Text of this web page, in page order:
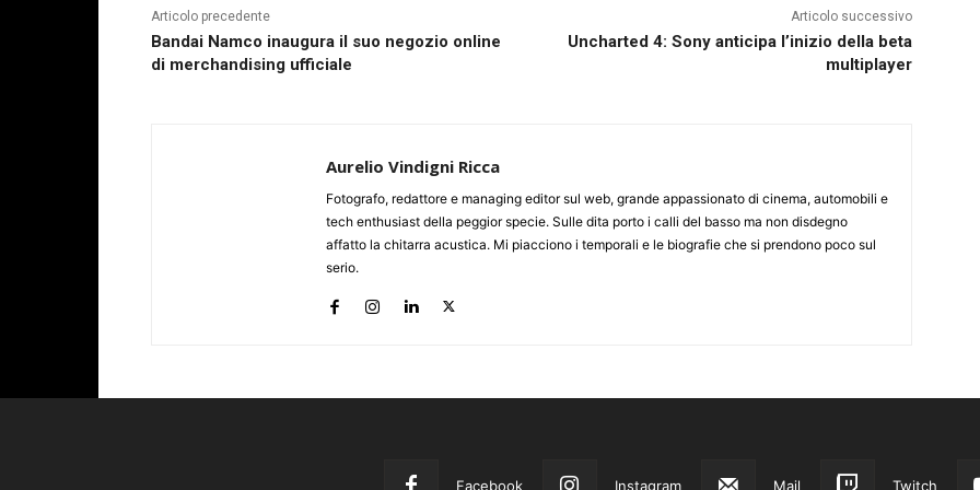
Articolo precedente
Bandai Namco inaugura il suo negozio online
di merchandising ufficiale
Articolo successivo
Uncharted 4: Sony anticipa l’inizio della beta
multiplayer
Aurelio Vindigni Ricca
Fotografo, redattore e managing editor sul web, grande appassionato di cinema, automobili e
tech enthusiast della peggior specie. Sulle dita porto i calli del basso ma non disdegno
affatto la chitarra acustica. Mi piacciono i temporali e le biografie che si prendono poco sul
serio.
Facebook Instagram Mail Twitch